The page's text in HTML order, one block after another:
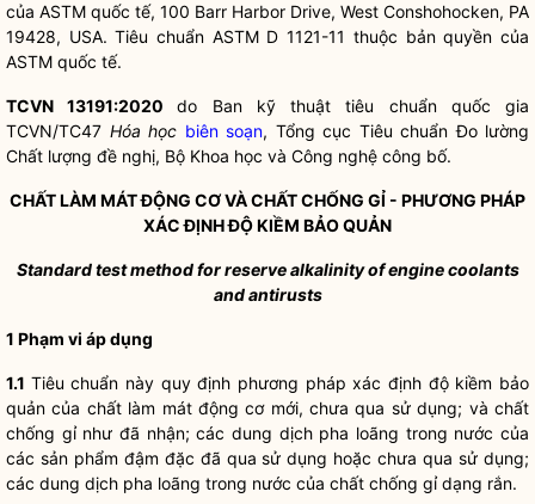
của ASTM quốc tế, 100 Barr Harbor Drive, West Conshohocken, PA
19428, USA. Tiêu chuẩn ASTM D 1121-11 thuộc bản quyền của
ASTM quốc tế.
TCVN 13191:2020do Ban kỹ thuật tiêu chuẩn quốc gia
TCVN/TC47 Hóa học biên soạn, Tổng cục Tiêu chuẩn Đo lường
Chất lượng đề nghị, Bộ Khoa học và Công nghệ công bố.
CHẤT LÀM MÁT ĐỘNG CƠ VÀ CHẤT CHỐNG GỈ - PHƯƠNG PHÁP
XÁC ĐỊNH ĐỘ KIỀM BẢO QUẢN
Standard test method for reserve alkalinity of engine coolants
and antirusts
1 Phạm vi áp dụng
1.1 Tiêu chuẩn này quy định phương pháp xác định độ kiềm bảo
quản của chất làm mát động cơ mới, chưa qua sử dụng; và chất
chống gỉ như đã nhận; các dung dịch pha loãng trong nước của
các sản phẩm đậm đặc đã qua sử dụng hoặc chưa qua sử dụng;
các dung dịch pha loãng trong nước của chất chống gỉ dạng rắn.